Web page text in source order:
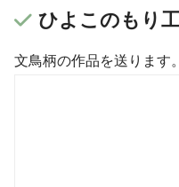
ひよこのもり
文鳥柄の作品を送ります。